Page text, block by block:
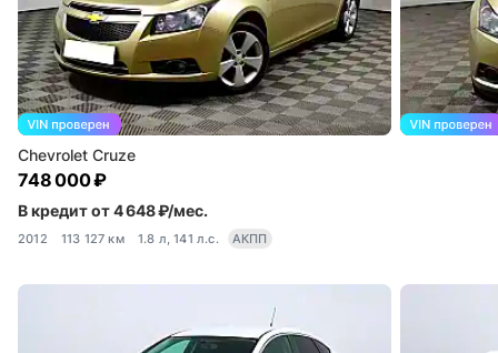
Chevrolet Cruze
748 000 ₽
В кредит от 4 648 ₽/мес.
2012 113 127 км 1.8 л, 141 л.с. АКПП